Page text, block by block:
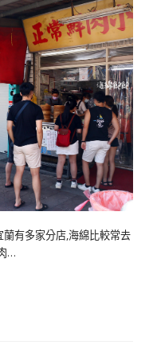
有多家分店,海綿比較常去
…